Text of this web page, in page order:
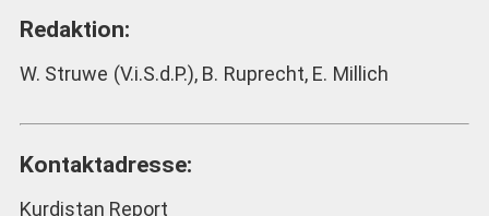
Redaktion:
W. Struwe (V.i.S.d.P.), B. Ruprecht, E. Millich
Kontaktadresse:
Kurdistan Report